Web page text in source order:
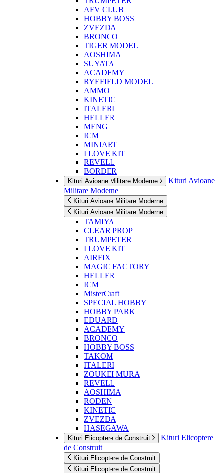
AFV CLUB
HOBBY BOSS
ZVEZDA
BRONCO
TIGER MODEL
AOSHIMA
SUYATA
ACADEMY
RYEFIELD MODEL
AMMO
KINETIC
ITALERI
HELLER
MENG
ICM
MINIART
I LOVE KIT
REVELL
BORDER
Kituri Avioane Militare Moderne
Kituri Avioane
Militare Moderne
Kituri Avioane Militare Moderne
Kituri Avioane Militare Moderne
TAMIYA
CLEAR PROP
TRUMPETER
I LOVE KIT
AIRFIX
MAGIC FACTORY
HELLER
ICM
MisterCraft
SPECIAL HOBBY
HOBBY PARK
EDUARD
ACADEMY
BRONCO
HOBBY BOSS
TAKOM
ITALERI
ZOUKEI MURA
REVELL
AOSHIMA
RODEN
KINETIC
ZVEZDA
HASEGAWA
Kituri Elicoptere de Construit
Kituri Elicoptere
de Construit
Kituri Elicoptere de Construit
Kituri Elicoptere de Construit